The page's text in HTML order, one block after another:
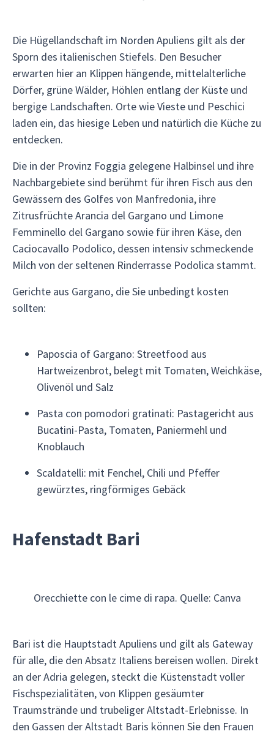
Die Hügellandschaft im Norden Apuliens gilt als der
Sporn des italienischen Stiefels. Den Besucher
erwarten hier an Klippen hängende, mittelalterliche
Dörfer, grüne Wälder, Höhlen entlang der Küste und
bergige Landschaften. Orte wie Vieste und Peschici
laden ein, das hiesige Leben und natürlich die Küche zu
entdecken.
Die in der Provinz Foggia gelegene Halbinsel und ihre
Nachbargebiete sind berühmt für ihren Fisch aus den
Gewässern des Golfes von Manfredonia, ihre
Zitrusfrüchte Arancia del Gargano und Limone
Femminello del Gargano sowie für ihren Käse, den
Caciocavallo Podolico, dessen intensiv schmeckende
Milch von der seltenen Rinderrasse Podolica stammt.
Gerichte aus Gargano, die Sie unbedingt kosten
sollten:
Paposcia of Gargano: Streetfood aus
Hartweizenbrot, belegt mit Tomaten, Weichkäse,
Olivenöl und Salz
Pasta con pomodori gratinati: Pastagericht aus
Bucatini-Pasta, Tomaten, Paniermehl und
Knoblauch
Scaldatelli: mit Fenchel, Chili und Pfeffer
gewürztes, ringförmiges Gebäck
Hafenstadt Bari
Orecchiette con le cime di rapa. Quelle: Canva
Bari ist die Hauptstadt Apuliens und gilt als Gateway
für alle, die den Absatz Italiens bereisen wollen. Direkt
an der Adria gelegen, steckt die Küstenstadt voller
Fischspezialitäten, von Klippen gesäumter
Traumstrände und trubeliger Altstadt-Erlebnisse. In
den Gassen der Altstadt Baris können Sie den Frauen